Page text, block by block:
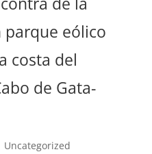
eólico
costa del
de Gata-
Uncategorized